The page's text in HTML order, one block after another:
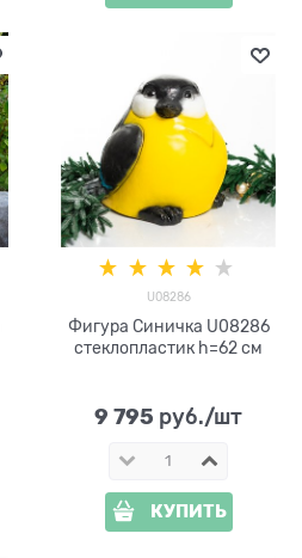
U08286
Фигура Синичка U08286
стеклопластик h=62 см
9 795 руб./шт
КУПИТЬ